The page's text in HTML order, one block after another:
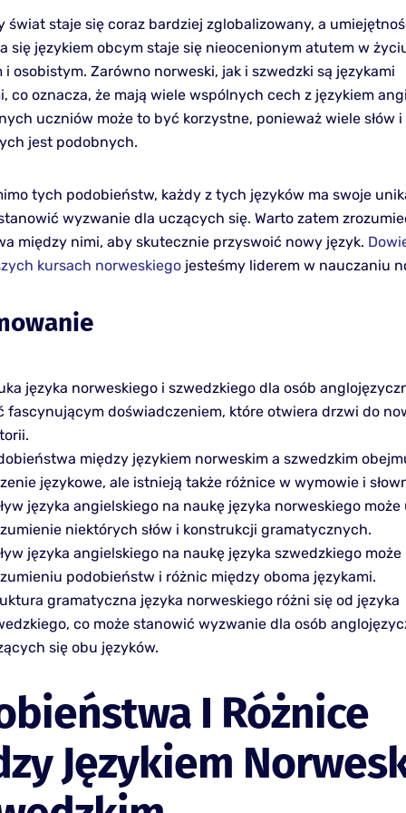
świat staje się coraz bardziej zglobalizowany, a
się językiem obcym staje się nieocenionym atutem w
osobistym. Zarówno norweski, jak i szwedzki są językami
co oznacza, że mają wiele wspólnych cech z językiem
uczniów może to być korzystne, ponieważ wiele słów
jest podobnych.
tych podobieństw, każdy z tych języków ma swoje
wyzwanie dla uczących się. Warto zatem
między nimi, aby skutecznie przyswoić nowy język.
kursach norweskiego jesteśmy liderem w nauczaniu
języka norweskiego i szwedzkiego dla osób
fascynującym doświadczeniem, które otwiera drzwi do
między językiem norweskim a szwedzkim
językowe, ale istnieją także różnice w wymowie i
języka angielskiego na naukę języka norweskiego może
niektórych słów i konstrukcji gramatycznych.
języka angielskiego na naukę języka szwedzkiego
podobieństw i różnic między oboma językami.
gramatyczna języka norweskiego różni się od języka
co może stanowić wyzwanie dla osób
się obu języków.
I Różnice
Językiem